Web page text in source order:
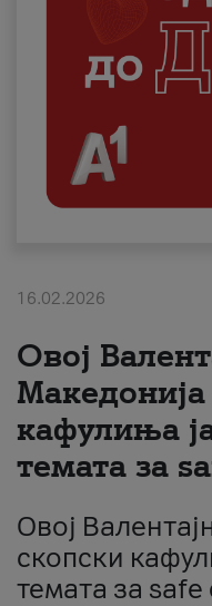
Поддршка
Надополни кредит
Плати сметка
#ПодобарОнлајн
16.02.2026
Овој
кафулиња
темата за
Овој
скопски
темата за